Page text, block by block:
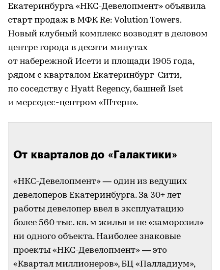
Екатеринбурга «НКС-Девелопмент» объявила
старт продаж в МФК Re: Volution Towers.
Новый клубный комплекс возводят в деловом
центре города в десяти минутах
от набережной Исети и площади 1905 года,
рядом с кварталом Екатеринбург-Cити,
по соседству с Hyatt Regency, башней Iset
и мерседес-центром «Штерн».
От кварталов до «Галактики»
«НКС-Девелопмент» — один из ведущих
девелоперов Екатеринбурга. За 30+ лет
работы девелопер ввел в эксплуатацию
более 560 тыс. кв. м жилья и не «заморозил»
ни одного объекта. Наиболее знаковые
проекты «НКС-Девелопмент» — это
«Квартал миллионеров», БЦ «Палладиум»,